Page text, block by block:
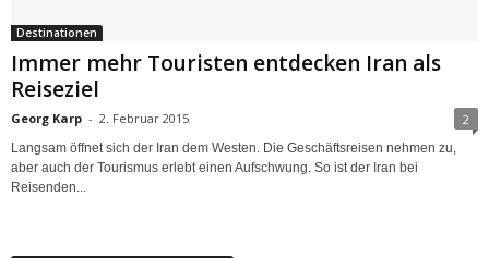
Destinationen
Immer mehr Touristen entdecken Iran als
Reiseziel
Georg Karp - 2. Februar 2015 2
Langsam öffnet sich der Iran dem Westen. Die Geschäftsreisen nehmen zu,
aber auch der Tourismus erlebt einen Aufschwung. So ist der Iran bei
Reisenden...